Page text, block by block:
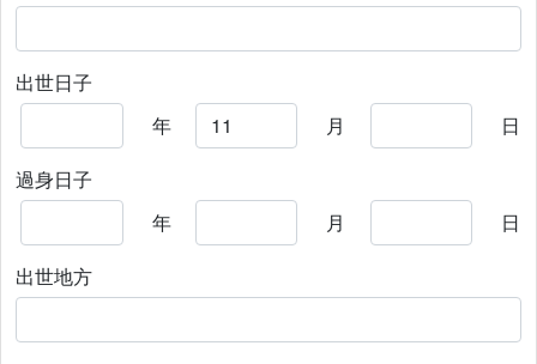
出世日子
年
月
日
過身日子
年
月
日
出世地方